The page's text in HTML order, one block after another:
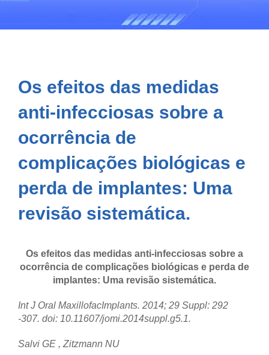
Os efeitos das medidas
anti-infecciosas sobre a
ocorrência de
complicações biológicas e
perda de implantes: Uma
revisão sistemática.
Os efeitos das medidas anti-infecciosas sobre a
ocorrência de complicações biológicas e perda de
implantes: Uma revisão sistemática.
Int J Oral MaxillofacImplants. 2014; 29 Suppl: 292
-307. doi: 10.11607/jomi.2014suppl.g5.1.
Salvi GE , Zitzmann NU